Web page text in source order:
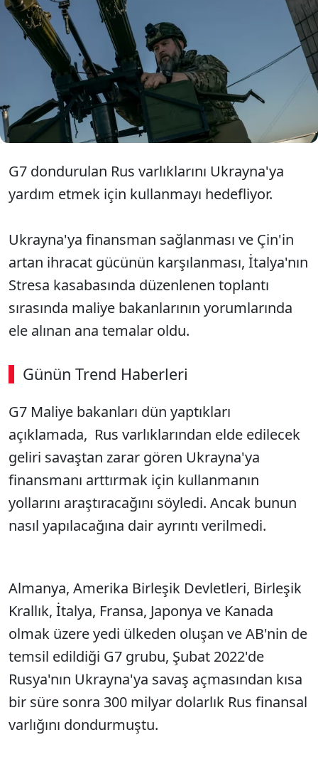
Dünyanın en büyük ekonomilerinin
maliye bakanları Rusya konusunda
yeni adımlar atmaya hazırlandıklarını
açıkladı.
G7 dondurulan Rus varlıklarını Ukrayna'ya
yardım etmek için kullanmayı hedefliyor.
Ukrayna'ya finansman sağlanması ve Çin'in
artan ihracat gücünün karşılanması, İtalya'nın
Stresa kasabasında düzenlenen toplantı
sırasında maliye bakanlarının yorumlarında
ele alınan ana temalar oldu.
Günün Trend Haberleri
G7 Maliye bakanları dün yaptıkları
açıklamada, Rus varlıklarından elde edilecek
geliri savaştan zarar gören Ukrayna'ya
finansmanı arttırmak için kullanmanın
yollarını araştıracağını söyledi. Ancak bunun
nasıl yapılacağına dair ayrıntı verilmedi.
Almanya, Amerika Birleşik Devletleri, Birleşik
Krallık, İtalya, Fransa, Japonya ve Kanada
olmak üzere yedi ülkeden oluşan ve AB'nin de
temsil edildiği G7 grubu, Şubat 2022'de
Rusya'nın Ukrayna'ya savaş açmasından kısa
bir süre sonra 300 milyar dolarlık Rus finansal
varlığını dondurmuştu.